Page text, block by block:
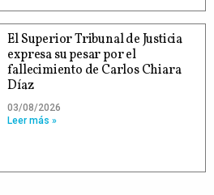
El Superior Tribunal de Justicia
expresa su pesar por el
fallecimiento de Carlos Chiara
Díaz
03/08/2026
Leer más »